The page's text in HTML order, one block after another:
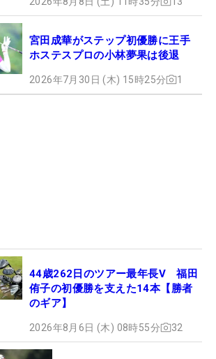
宮田成華がステップ初優勝に王手
ホステスプロの小林夢果は後退
2026年7月30日 (木) 15時25分 1
44歳262日のツアー最年長V 福田
侑子の初優勝を支えた14本【勝者
のギア】
2026年8月6日 (木) 08時55分 32